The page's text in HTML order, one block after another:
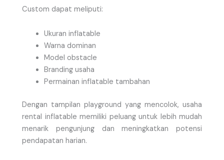
Custom dapat meliputi:
Ukuran inflatable
Warna dominan
Model obstacle
Branding usaha
Permainan inflatable tambahan
Dengan tampilan playground yang mencolok, usaha
rental inflatable memiliki peluang untuk lebih mudah
menarik pengunjung dan meningkatkan potensi
pendapatan harian.